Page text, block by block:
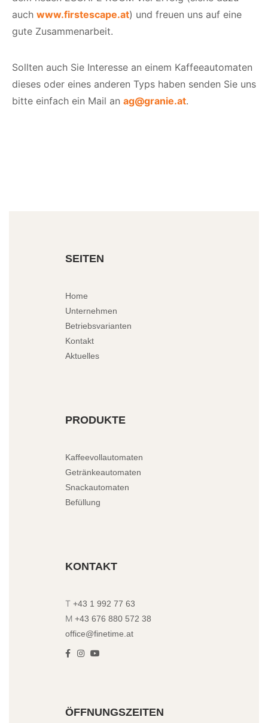
auch www.firstescape.at) und freuen uns auf eine
gute Zusammenarbeit.
Sollten auch Sie Interesse an einem Kaffeeautomaten
dieses oder eines anderen Typs haben senden Sie uns
bitte einfach ein Mail an ag@granie.at.
SEITEN
Home
Unternehmen
Betriebsvarianten
Kontakt
Aktuelles
PRODUKTE
Kaffeevollautomaten
Getränkeautomaten
Snackautomaten
Befüllung
KONTAKT
T +43 1 992 77 63
M +43 676 880 572 38
office@finetime.at
ÖFFNUNGSZEITEN